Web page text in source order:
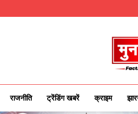
राजनीति ट्रेंडिंग खबरें क्राइम